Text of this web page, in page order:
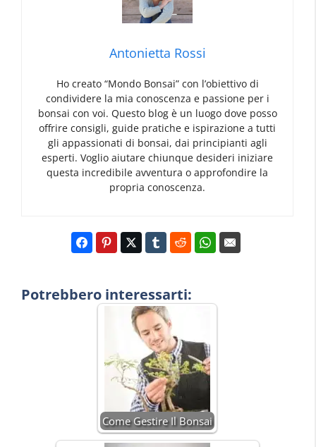
Antonietta Rossi
Ho creato “Mondo Bonsai” con l’obiettivo di
condividere la mia conoscenza e passione per i
bonsai con voi. Questo blog è un luogo dove posso
offrire consigli, guide pratiche e ispirazione a tutti
gli appassionati di bonsai, dai principianti agli
esperti. Voglio aiutare chiunque desideri iniziare
questa incredibile avventura o approfondire la
propria conoscenza.
Potrebbero interessarti:
Come Gestire Il Bonsai